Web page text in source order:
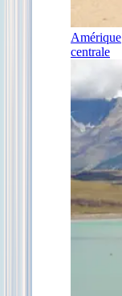
Amérique
centrale